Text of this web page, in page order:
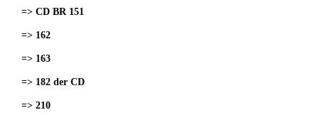
=> CD BR 151
=> 162
=> 163
=> 182 der CD
=> 210